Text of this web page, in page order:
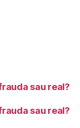
sau real?
sau real?